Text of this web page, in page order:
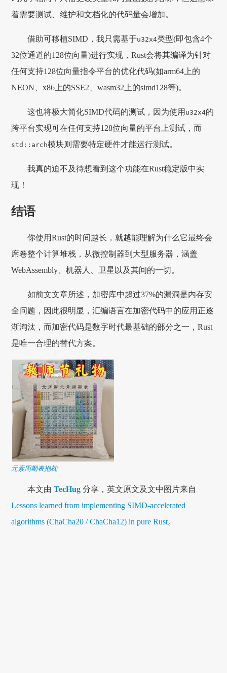
着需要测试、维护和文档化的代码量会增加。
借助可移植SIMD，我只需基于u32x4类型(即包含4个
32位通道的128位向量)进行实现，Rust会将其编译为针对
任何支持128位向量指令平台的优化代码(如arm64上的
NEON、x86上的SSE2、wasm32上的simd128等)。
这也将极大简化SIMD代码的测试，因为使用 u32x4的
跨平台实现可在任何支持128位向量的平台上测试，而
std::arch模块则需要特定硬件才能运行测试。
我真的迫不及待想看到这个功能在Rust稳定版中实
现！
结语
你使用Rust的时间越长，就越能理解为什么它最终会
席卷整个计算堆栈，从微控制器到大型服务器，涵盖
WebAssembly、机器人、卫星以及其间的一切。
如前文文章所述，加密库中超过37%的漏洞是内存安
全问题，因此很明显，汇编语言在加密代码中的应用正逐
渐淘汰，而加密代码是数字时代最基础的部分之一，Rust
是唯一合理的替代方案。
元素周期表抱枕
本文由TecHug 分享，英文原文及文中图片来自
Lessons learned from implementing SIMD-accelerated
algorithms (ChaCha20 / ChaCha12) in pure Rust。